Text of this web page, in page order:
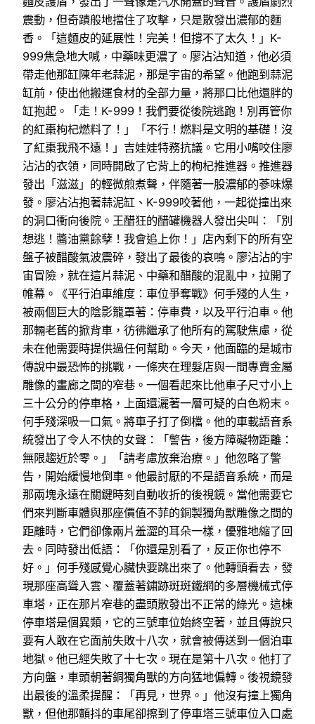
震動，但奇蹟般地擋住了攻擊，只是散發出濃郁的麵
香。「這麵皮的延展性！完美！但撐不了太久！」K-
999焦急地大喊，中藥味更濃了。廖沾沾知道，他必須
帶走他那缸陳年老蒜泥，那是宇宙的希望。他跑到蒜泥
缸前，使出他搬運食材的全部力量，將那口比他還胖的
缸抱起。「走！K-999！我們要從後院逃跑！別再管你
的紅棗枸杞燃料了！」「不行！燃料是文明的基礎！沒
了紅棗我飛不遠！」吉娃娃特務抗議。它用小嘴咬住廖
沾沾的衣領，同時開啟了它背上的枸杞推進器。推進器
發出「滋滋」的輕微煎煮聲，伴隨著一股濃郁的蔘味爆
發。廖沾沾抱著蒜泥缸、K-999咬著他，一起從撞出來
的洞口衝向後院。王醋狂的醋罐機器人發出尖叫：「別
想逃！醬油黨餘孽！我會追上你！」店內剩下的所有空
盤子被醋酸氣波震碎，發出了最後的哀鳴。廖沾沾的宇
宙冒險，就在這片蒜泥、中藥和醋酸的混亂中，拉開了
帷幕。《平行泊車維度：車位爭奪戰》何手殘的人生，
被兩個巨大的陰影籠罩著：停車費，以及平行泊車。他
那輛老舊的掀背車，彷彿繼承了他所有的駕駛焦慮，從
未在他需要時提供過任何幫助。今天，他面臨的是城市
傳說中最恐怖的挑戰，一條夾在理髮店與一間專賣金屬
雕像的畫廊之間的窄巷。一個看起來比他車子尺寸小上
三十公分的停車格，上面還灑著一層可疑的白色粉末。
何手殘深吸一口氣。將車子打了倒檔。他的車載語音系
統發出了令人不快的女聲：「警告，後方障礙物距離：
無限趨近於零。」「請考慮放棄治療。」他忽略了警
告，開始緩慢地倒車。他最討厭的不是語音系統，而是
那兩塊永遠在關鍵時刻自動收折的後視鏡。當他需要它
們來判斷車體與那座價值不菲的銅製獨角獸雕像之間的
距離時，它們卻像兩片羞澀的耳朵一樣，優雅地縮了回
去。同時發出低語：「你還是別看了，反正你也停不
好。」何手殘感覺心臟快要跳出來了。他轉頭看去，發
現那座高聳入雲、覆蓋著鏽跡斑斑鐵網的多層機械式停
車塔，正在那片窄巷的盡頭散發出不正常的綠光。這棟
停車塔是個異類，它的三號車位始終空著，並且傳說只
要有人敢在它面前失敗十八次，就會被傳送到一個泊車
地獄。他已經失敗了十七次。現在是第十八次。他打了
方向盤，車頭朝著銅獨角獸的方向猛地偏轉。後視鏡發
出最後的溫柔提醒：「再見，世界。」他沒有撞上獨角
獸，但他那顫抖的車尾卻擦到了停車塔三號車位入口處